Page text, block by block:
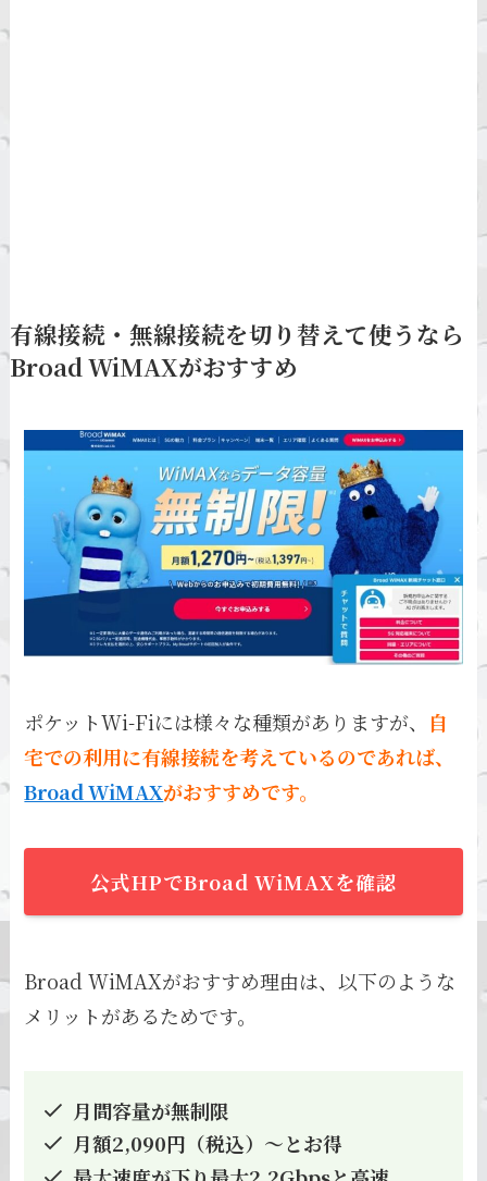
有線接続・無線接続を切り替えて使うなら
Broad WiMAXがおすすめ
ポケットWi-Fiには様々な種類がありますが、
自
宅での利用に有線接続を考えているのであれば、
Broad WiMAXがおすすめです。
公式HPでBroad WiMAXを確認
Broad WiMAXがおすすめ理由は、以下のような
メリットがあるためです。
月間容量が無制限
月額2,090円（税込）～とお得